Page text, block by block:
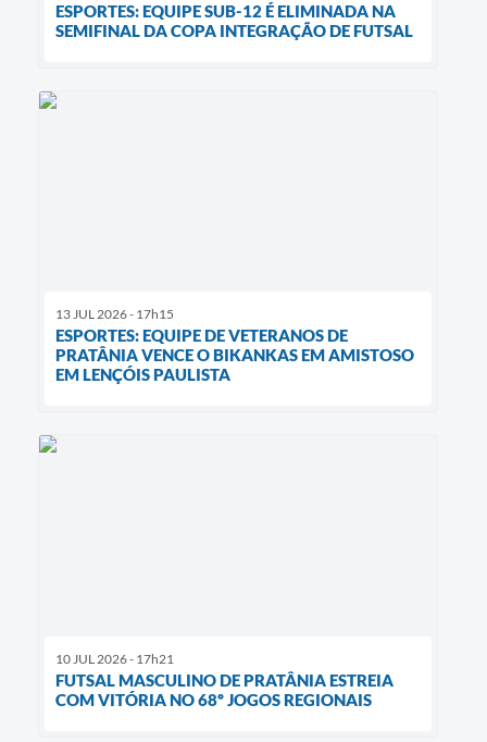
ESPORTES: EQUIPE SUB-12 É ELIMINADA NA
SEMIFINAL DA COPA INTEGRAÇÃO DE FUTSAL
13 JUL 2026 - 17h15
ESPORTES: EQUIPE DE VETERANOS DE
PRATÂNIA VENCE O BIKANKAS EM AMISTOSO
EM LENÇÓIS PAULISTA
10 JUL 2026 - 17h21
FUTSAL MASCULINO DE PRATÂNIA ESTREIA
COM VITÓRIA NO 68º JOGOS REGIONAIS